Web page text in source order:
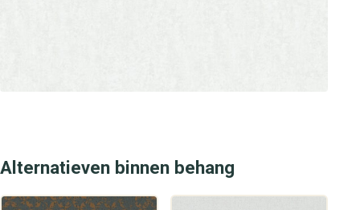
Alternatieven binnen behang